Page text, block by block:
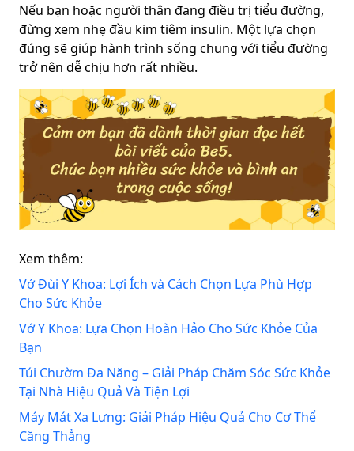
Nếu bạn hoặc người thân đang điều trị tiểu đường,
đừng xem nhẹ đầu kim tiêm insulin. Một lựa chọn
đúng sẽ giúp hành trình sống chung với tiểu đường
trở nên dễ chịu hơn rất nhiều.
Xem thêm:
Vớ Đùi Y Khoa: Lợi Ích và Cách Chọn Lựa Phù Hợp
Cho Sức Khỏe
Vớ Y Khoa: Lựa Chọn Hoàn Hảo Cho Sức Khỏe Của
Bạn
Túi Chườm Đa Năng – Giải Pháp Chăm Sóc Sức Khỏe
Tại Nhà Hiệu Quả Và Tiện Lợi
Máy Mát Xa Lưng: Giải Pháp Hiệu Quả Cho Cơ Thể
Căng Thẳng